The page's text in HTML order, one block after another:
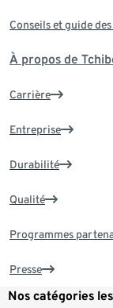
Conseils et guide
À propos de
Carrière
Entreprise
Durabilité
Qualité
Programmes
Presse
Nos catégories